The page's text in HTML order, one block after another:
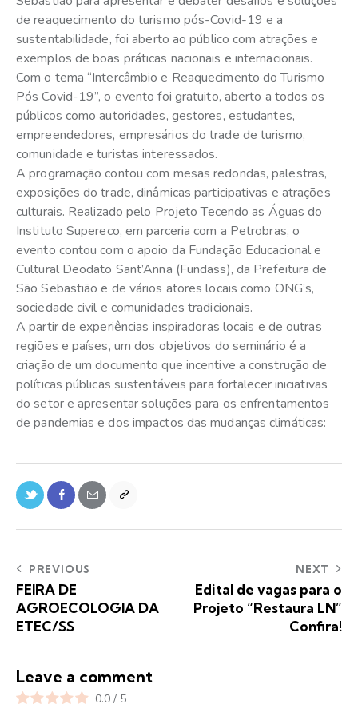
de reaquecimento do turismo pós-Covid-19 e a
sustentabilidade, foi aberto ao público com atrações e
exemplos de boas práticas nacionais e internacionais.
Com o tema “Intercâmbio e Reaquecimento do Turismo
Pós Covid-19”, o evento foi gratuito, aberto a todos os
públicos como autoridades, gestores, estudantes,
empreendedores, empresários do trade de turismo,
comunidade e turistas interessados.
A programação contou com mesas redondas, palestras,
exposições do trade, dinâmicas participativas e atrações
culturais. Realizado pelo Projeto Tecendo as Águas do
Instituto Supereco, em parceria com a Petrobras, o
evento contou com o apoio da Fundação Educacional e
Cultural Deodato Sant’Anna (Fundass), da Prefeitura de
São Sebastião e de vários atores locais como ONG’s,
sociedade civil e comunidades tradicionais.
A partir de experiências inspiradoras locais e de outras
regiões e países, um dos objetivos do seminário é a
criação de um documento que incentive a construção de
políticas públicas sustentáveis para fortalecer iniciativas
do setor e apresentar soluções para os enfrentamentos
de pandemias e dos impactos das mudanças climáticas:
PREVIOUS
FEIRA DE
AGROECOLOGIA DA
ETEC/SS
NEXT
Edital de vagas para o
Projeto “Restaura LN”
Confira!
Leave a comment
0.0 / 5